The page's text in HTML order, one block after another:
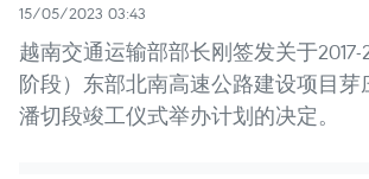
15/05/2023 03:43
越南交通运输部部长刚签发关于
阶段）东部北南高速公路建设项目芽
潘切段竣工仪式举办计划的决定。